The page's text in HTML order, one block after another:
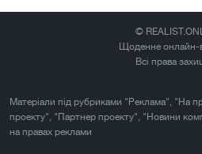
©
Щоденне онлайн-
Всі права
Матеріали під рубриками "Реклама", "На
проекту", "Партнер проекту", "Новини
на правах реклами